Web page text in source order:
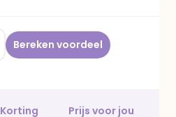
Bereken voordeel
Korting
Prijs voor jou